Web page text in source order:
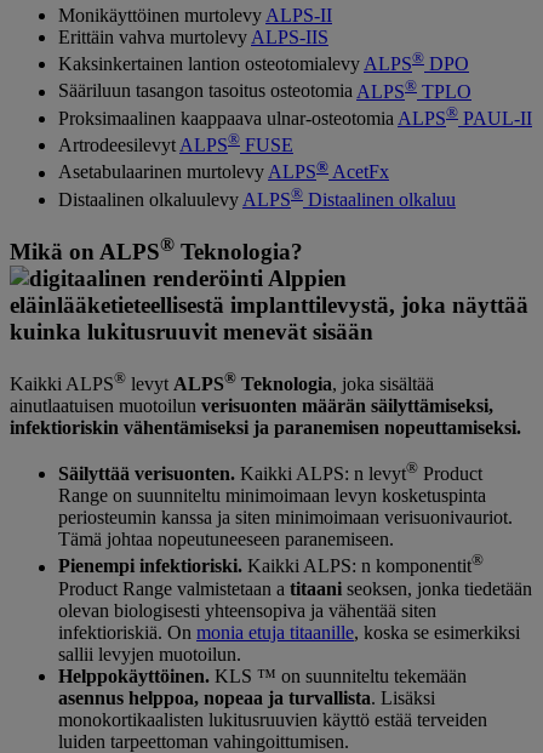
Monikäyttöinen murtolevy ALPS-II
Erittäin vahva murtolevy ALPS-IIS
Kaksinkertainen lantion osteotomialevyALPS® DPO
Sääriluun tasangon tasoitus osteotomia ALPS® TPLO
Proksimaalinen kaappaava ulnar-osteotomia ALPS® PAUL-II
ArtrodeesilevytALPS® FUSE
Asetabulaarinen murtolevyALPS® AcetFx
Distaalinen olkaluulevy ALPS® Distaalinen olkaluu
Mikä on ALPS® Teknologia?
Kaikki ALPS® levyt ALPS® Teknologia, joka sisältää
ainutlaatuisen muotoilun verisuonten määrän säilyttämiseksi,
infektioriskin vähentämiseksi ja paranemisen nopeuttamiseksi.
Säilyttää verisuonten. Kaikki ALPS: n levyt® Product
Range on suunniteltu minimoimaan levyn kosketuspinta
periosteumin kanssa ja siten minimoimaan verisuonivauriot.
Tämä johtaa nopeutuneeseen paranemiseen.
Pienempi infektioriski. Kaikki ALPS: n komponentit®
Product Range valmistetaan a titaani seoksen, jonka tiedetään
olevan biologisesti yhteensopiva ja vähentää siten
infektioriskiä. On monia etuja titaanille, koska se esimerkiksi
sallii levyjen muotoilun.
Helppokäyttöinen. KLS ™ on suunniteltu tekemään
asennus helppoa, nopeaa ja turvallista. Lisäksi
monokortikaalisten lukitusruuvien käyttö estää terveiden
luiden tarpeettoman vahingoittumisen.